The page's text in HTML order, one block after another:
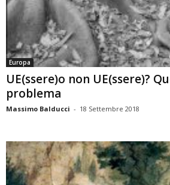
Europa
UE(ssere)o non UE(ssere)?
problema
Massimo Balducci - 18 Settembre 2018